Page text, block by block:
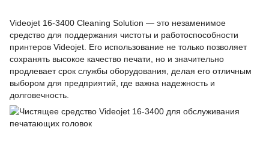
Videojet 16-3400 Cleaning Solution — это незаменимое
средство для поддержания чистоты и работоспособности
принтеров Videojet. Его использование не только позволяет
сохранять высокое качество печати, но и значительно
продлевает срок службы оборудования, делая его отличным
выбором для предприятий, где важна надежность и
долговечность.